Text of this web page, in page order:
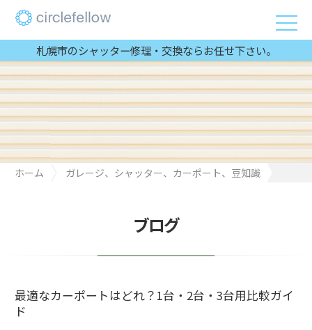
札幌市のシャッター修理・交換ならお任せ下さい。
ホーム
ガレージ、シャッター、カーポート、豆知識
ブログ
最適なカーポートはどれ？1台・2台・3台用比較ガイ
ド